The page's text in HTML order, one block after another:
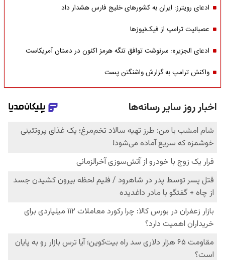
ادعای رویترز: ایران به کشورهای خلیج فارس هشدار داد
عصبانیت ترامپ از فیک‌نیوزها
ادعای الجزیره: سرنوشت توافق تنگه هرمز اکنون در دستان آمریکاست
واکنش ترامپ به گزارش واشنگتن پست